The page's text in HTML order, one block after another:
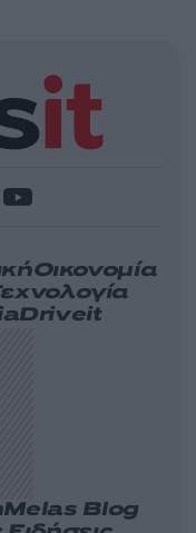
Οικονομία
Driveit
Melas Blog